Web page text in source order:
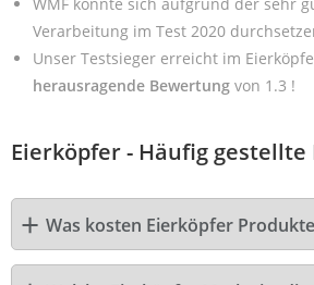
Verarbeitung im Test 2020
Unser Testsieger erreicht im
herausragende Bewertung von 1.3 !
Eierköpfer - Häufig gestellte
Was kosten Eierköpfer